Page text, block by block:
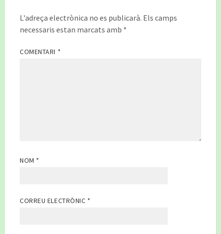
L'adreça electrònica no es publicarà. Els camps
necessaris estan marcats amb *
COMENTARI *
NOM *
CORREU ELECTRÒNIC *